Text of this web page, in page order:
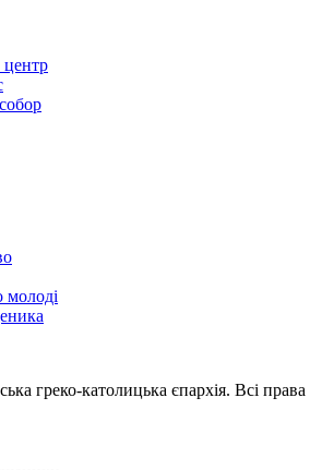
молоді
греко-католицька єпархія. Всі права